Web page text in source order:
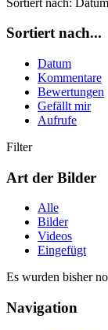
Sortiert nach...
Datum
Kommentare
Bewertungen
Gefällt mir
Aufrufe
Filter
Art der Bilder
Alle
Bilder
Videos
Eingefügt
Es wurden bisher
Navigation